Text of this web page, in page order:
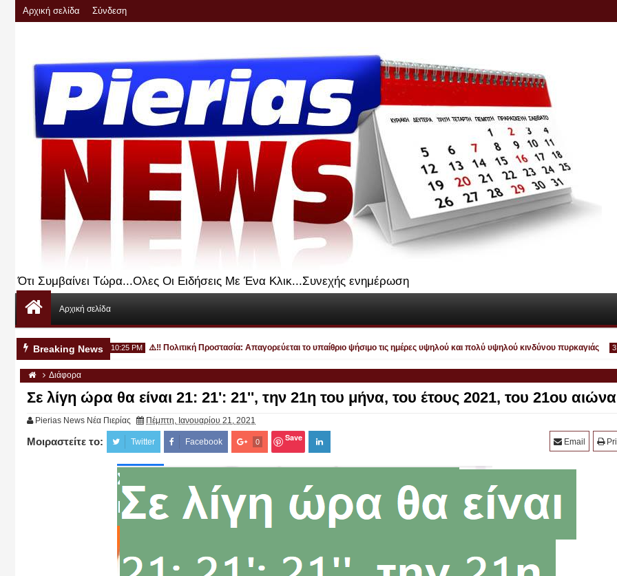
Αρχική σελίδα Σύνδεση
Ότι Συμβαίνει Τώρα...Ολες Οι Ειδήσεις Με Ένα Κλικ...Συνεχής ενημέρωση
Αρχική σελίδα
Breaking News
Πέμπτη η κα κηδεία 10:25 PM
03 Αυγ
⚠️‼️ Πολιτική Προστασία: Απαγορεύεται το υπαίθριο ψήσιμο τις ημέρες υψηλού και πολύ υψηλού κινδύνου πυρκαγιάς 3:53
30
Διάφορα
Σε λίγη ώρα θα είναι 21: 21': 21'', την 21η του μήνα, του έτους 2021, του 21ου
Pierias News Νέα Πιερίας Πέμπτη, Ιανουαρίου 21, 2021
Μοιραστείτε το: Twitter Facebook 0 Save Email